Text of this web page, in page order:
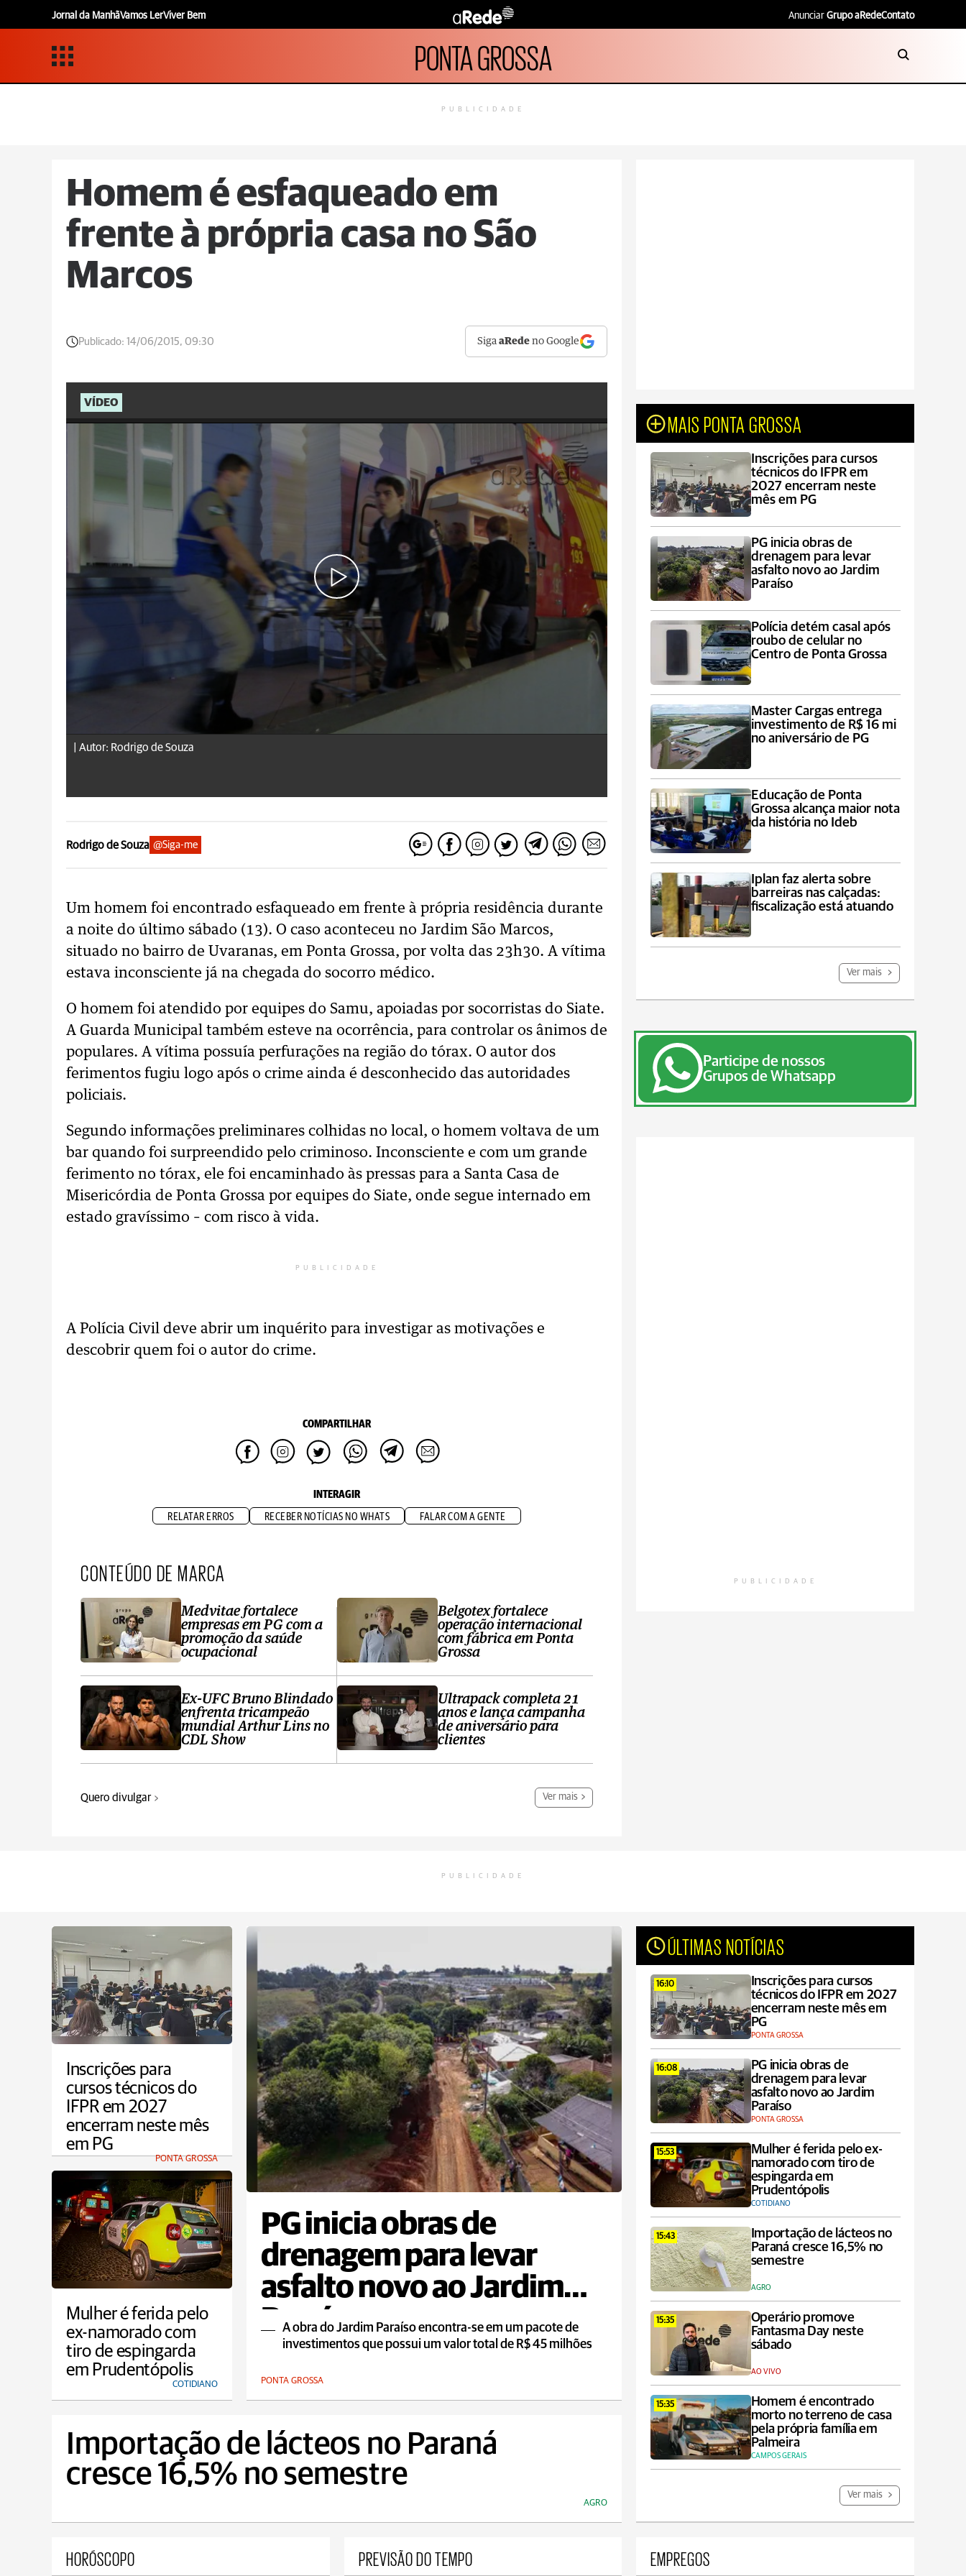
Jornal da ManhãVamos LerViver Bem Anunciar Grupo aRedeContato
PONTA GROSSA
PUBLICIDADE
Homem é esfaqueado em
frente à própria casa no São
Marcos
Publicado: 14/06/2015, 09:30 SigaaRede no Google
VÍDEO
Autor: Rodrigo de Souza
Rodrigo de Souza @Siga-me
Um homem foi encontrado esfaqueado em frente à própria residência durante
a noite do último sábado (13). O caso aconteceu no Jardim São Marcos,
situado no bairro de Uvaranas, em Ponta Grossa, por volta das 23h30. A vítima
estava inconsciente já na chegada do socorro médico.
O homem foi atendido por equipes do Samu, apoiadas por socorristas do Siate.
A Guarda Municipal também esteve na ocorrência, para controlar os ânimos de
populares. A vítima possuía perfurações na região do tórax. O autor dos
ferimentos fugiu logo após o crime ainda é desconhecido das autoridades
policiais.
Segundo informações preliminares colhidas no local, o homem voltava de um
bar quando foi surpreendido pelo criminoso. Inconsciente e com um grande
ferimento no tórax, ele foi encaminhado às pressas para a Santa Casa de
Misericórdia de Ponta Grossa por equipes do Siate, onde segue internado em
estado gravíssimo – com risco à vida.
PUBLICIDADE
A Polícia Civil deve abrir um inquérito para investigar as motivações e
descobrir quem foi o autor do crime.
COMPARTILHAR
INTERAGIR
RELATAR ERROS RECEBER NOTÍCIAS NO WHATS FALAR COM A GENTE
CONTEÚDO DE MARCA
Medvitae fortalece
empresas em PG com a
promoção da saúde
ocupacional
Ex-UFC Bruno Blindado
enfrenta tricampeão
mundial Arthur Lins no
CDL Show
Belgotex fortalece
operação internacional
com fábrica em Ponta
Grossa
Ultrapack completa 21
anos e lança campanha
de aniversário para
clientes
Quero divulgar Ver mais
MAIS PONTA GROSSA
Inscrições para cursos
técnicos do IFPR em
2027 encerram neste
mês em PG
PG inicia obras de
drenagem para levar
asfalto novo ao Jardim
Paraíso
Polícia detém casal após
roubo de celular no
Centro de Ponta Grossa
Master Cargas entrega
investimento de R$ 16 mi
no aniversário de PG
Educação de Ponta
Grossa alcança maior nota
da história no Ideb
Iplan faz alerta sobre
barreiras nas calçadas:
fiscalização está atuando
Ver mais
Participe de nossos
Grupos de Whatsapp
PUBLICIDADE
PUBLICIDADE
Inscrições para
cursos técnicos do
IFPR em 2027
encerram neste mês
em PG
PONTA GROSSA
PG inicia obras de
drenagem para levar
asfalto novo ao Jardim
Paraíso
A obra do Jardim Paraíso encontra-se em um pacote de
investimentos que possui um valor total de R$ 45 milhões
PONTA GROSSA
ÚLTIMAS NOTÍCIAS
16:10
Inscrições para cursos
técnicos do IFPR em 2027
encerram neste mês em
PG
PONTA GROSSA
16:08
PG inicia obras de
drenagem para levar
asfalto novo ao Jardim
Paraíso
PONTA GROSSA
15:53
Mulher é ferida pelo ex-
namorado com tiro de
espingarda em
Prudentópolis
COTIDIANO
15:43
Importação de lácteos no
Paraná cresce 16,5% no
semestre
AGRO
15:35
Operário promove
Fantasma Day neste
sábado
AO VIVO
15:35
Homem é encontrado
morto no terreno de casa
pela própria família em
Palmeira
CAMPOS GERAIS
Ver mais
Mulher é ferida pelo
ex-namorado com
tiro de espingarda
em Prudentópolis
COTIDIANO
Importação de lácteos no Paraná
cresce 16,5% no semestre
AGRO
HORÓSCOPO PREVISÃO DO TEMPO EMPREGOS